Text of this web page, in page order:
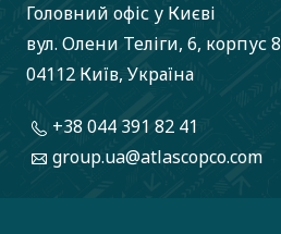
Головний офіс у Києві
вул. Олени Теліги, 6, корпус 8
04112 Київ, Україна
+38 044 391 82 41
group.ua@atlascopco.com